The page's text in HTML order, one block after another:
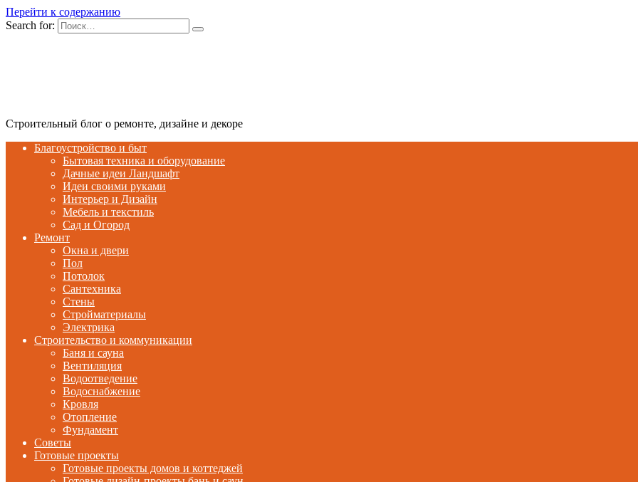
Перейти к содержанию
Search for:
Строительный блог о ремонте, дизайне и декоре
Благоустройство и быт
Бытовая техника и оборудование
Дачные идеи Ландшафт
Идеи своими руками
Интерьер и Дизайн
Мебель и текстиль
Сад и Огород
Ремонт
Окна и двери
Пол
Потолок
Сантехника
Стены
Стройматериалы
Электрика
Строительство и коммуникации
Баня и сауна
Вентиляция
Водоотведение
Водоснабжение
Кровля
Отопление
Фундамент
Советы
Готовые проекты
Готовые проекты домов и коттеджей